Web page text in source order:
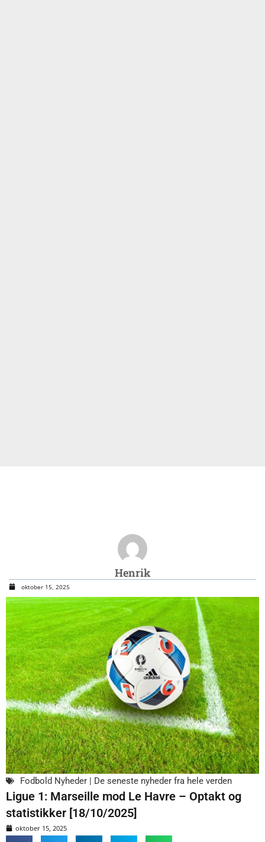
Henrik
oktober 15, 2025
Fodbold Nyheder | De seneste nyheder fra hele verden
Ligue 1: Marseille mod Le Havre – Optakt og
statistikker [18/10/2025]
oktober 15, 2025